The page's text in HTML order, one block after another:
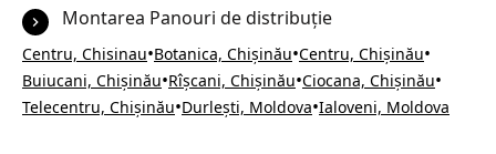
Montarea Panouri de distribuție
Centru, Chisinau•Botanica, Chișinău•Centru, Chișinău•
Buiucani, Chișinău•Rîșcani, Chișinău•Ciocana, Chișinău•
Telecentru, Chișinău•Durlești, Moldova•Ialoveni, Moldova